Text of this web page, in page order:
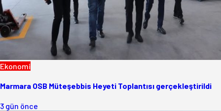
Ekonomi
Marmara OSB Müteşebbis Heyeti Toplantısı gerçekleştirildi
3 gün önce